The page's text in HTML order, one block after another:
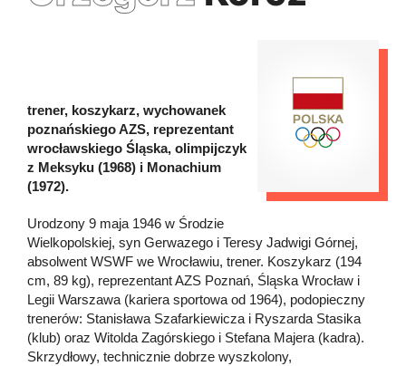
trener, koszykarz, wychowanek
poznańskiego AZS, reprezentant
wrocławskiego Śląska, olimpijczyk
z Meksyku (1968) i Monachium
(1972).
Urodzony 9 maja 1946 w Środzie
Wielkopolskiej, syn Gerwazego i Teresy Jadwigi Górnej,
absolwent WSWF we Wrocławiu, trener. Koszykarz (194
cm, 89 kg), reprezentant AZS Poznań, Śląska Wrocław i
Legii Warszawa (kariera sportowa od 1964), podopieczny
trenerów: Stanisława Szafarkiewicza i Ryszarda Stasika
(klub) oraz Witolda Zagórskiego i Stefana Majera (kadra).
Skrzydłowy, technicznie dobrze wyszkolony,